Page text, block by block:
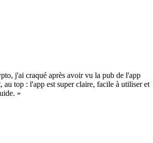
j'ai craqué après avoir vu la pub de l'app
au top : l'app est super claire, facile à utiliser et
»